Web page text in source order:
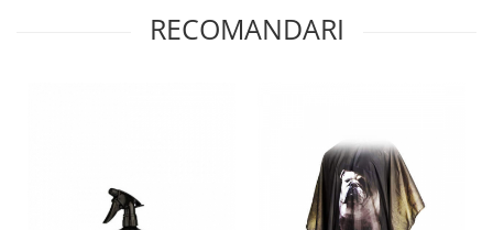
RECOMANDARI